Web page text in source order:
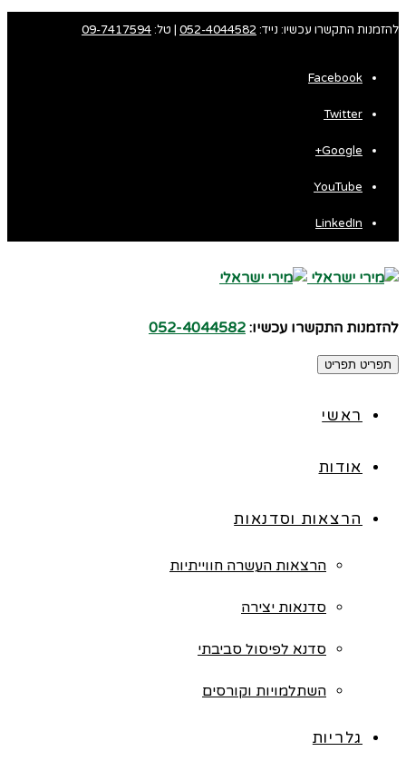
להזמנות התקשרו עכשיו: נייד: 052-4044582 | טל:09-7417594
Facebook
Twitter
Google+
YouTube
LinkedIn
להזמנות התקשרו עכשיו: 052-4044582
תפריט תפריט
ראשי
אודות
הרצאות וסדנאות
הרצאות העשרה חווייתיות
סדנאות יצירה
סדנא לפיסול סביבתי
השתלמויות וקורסים
גלריות